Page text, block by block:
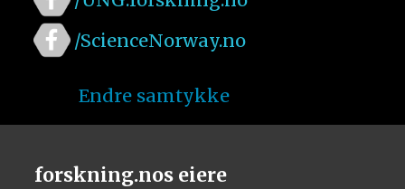
/ScienceNorway.no
Endre samtykke
forskning.nos eiere